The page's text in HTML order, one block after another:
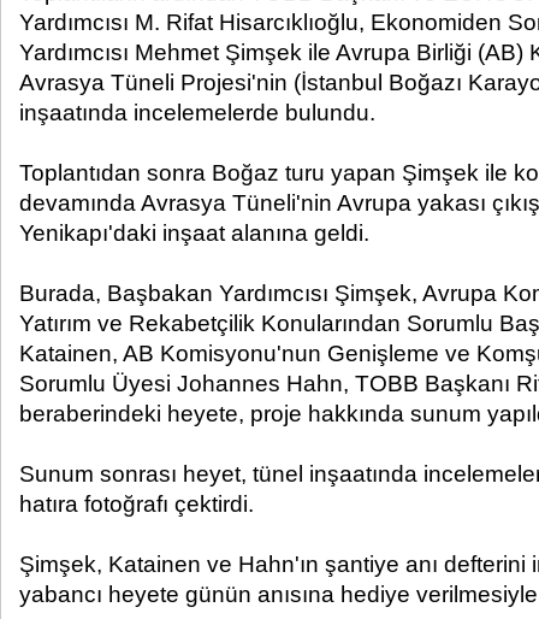
Yardımcısı M. Rifat Hisarcıklıoğlu, Ekonomiden
Yardımcısı Mehmet Şimşek ile Avrupa Birliği
Avrasya Tüneli Projesi'nin (İstanbul Boğazı
inşaatında incelemelerde bulundu.
Toplantıdan sonra Boğaz turu yapan Şimşek ile
devamında Avrasya Tüneli'nin Avrupa yakası
Yenikapı'daki inşaat alanına geldi.
Burada, Başbakan Yardımcısı Şimşek, Avrupa
Yatırım ve Rekabetçilik Konularından Sorumlu
Katainen, AB Komisyonu'nun Genişleme ve
Sorumlu Üyesi Johannes Hahn, TOBB Başkanı
beraberindeki heyete, proje hakkında sunum
Sunum sonrası heyet, tünel inşaatında
hatıra fotoğrafı çektirdi.
Şimşek, Katainen ve Hahn'ın şantiye anı defterini
yabancı heyete günün anısına hediye